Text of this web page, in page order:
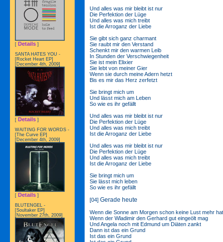
Und alles was mir bleibt ist nur
Die Perfektion der Lüge
Und alles was mich treibt
Ist die Arroganz der Liebe
Sie gibt sich ganz charmant
Sie raubt mir den Verstand
Schenkt mir den warmen Leib
In Stunden der Verschwiegenheit
Sie ist mein Elixier
Sie lebt von meiner Gier
Wenn sie durch meine Adern hetzt
Bis es mir das Herz zerfetzt
Sie bringt mich um
Und lässt mich am Leben
So wie es ihr gefällt
Und alles was mir bleibt ist nur
Die Perfektion der Lüge
Und alles was mich treibt
Ist die Arroganz der Liebe
Und alles was mir bleibt ist nur
Die Perfektion der Lüge
Und alles was mich treibt
Ist die Arroganz der Liebe
Sie bringt mich um
Sie lässt mich leben
So wie es ihr gefällt
[04] Gerade heute
Wenn die Sonne am Morgen schon keine Lust mehr hat
Wenn der Wladimir den Gerhard gut eingeölt mag
Und Angela noch mit Edmund um Diäten zankt
Dann ist das ein Grund
Ist das ein Grund
[ Details ]
SANTA HATES YOU -
[Rocket Heart EP]
[December 4th, 2009]
[ Details ]
WAITING FOR WORDS -
[The Curve EP]
[December 4th, 2009]
[ Details ]
BLUTENGEL -
[Soultaker EP]
[November 27th, 2009]